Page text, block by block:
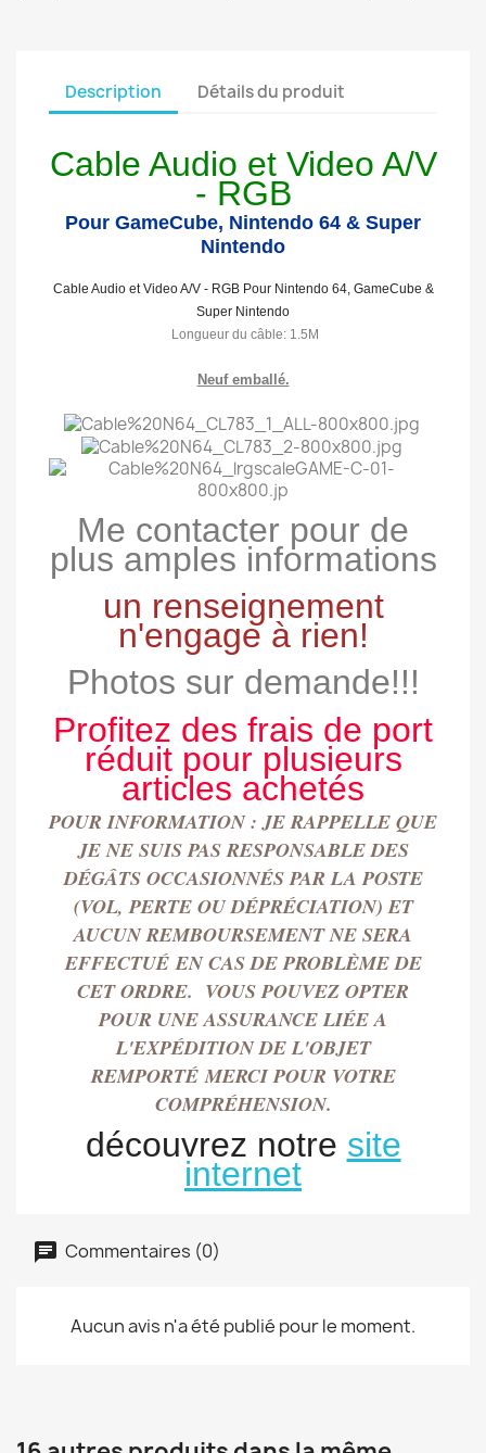
Description Détails du produit
Cable Audio et Video A/V
- RGB
Pour GameCube, Nintendo 64 & Super
Nintendo
Cable Audio et Video A/V - RGB Pour Nintendo 64, GameCube &
Super Nintendo
Longueur du câble: 1.5M
Neuf emballé.
Me contacter pour de
plus amples informations
un renseignement
n'engage à rien!
Photos sur demande!!!
Profitez des frais de port
réduit pour plusieurs
articles achetés
POUR INFORMATION : JE RAPPELLE QUE
JE NE SUIS PAS RESPONSABLE DES
DÉGÂTS OCCASIONNÉS PAR LA POSTE
(VOL, PERTE OU DÉPRÉCIATION) ET
AUCUN REMBOURSEMENT NE SERA
EFFECTUÉEN CAS DE PROBLÈME DE
CET ORDRE. VOUS POUVEZ OPTER
POUR UNE ASSURANCE LIÉE A
L'EXPÉDITION DE L'OBJET
REMPORTÉMERCI POUR VOTRE
COMPRÉHENSION.
découvrez notre site
internet
Commentaires (0)
Aucun avis n'a été publié pour le moment.